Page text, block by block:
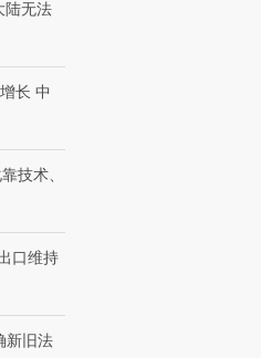
陆无法
长 中
技术、
口维持
新旧法